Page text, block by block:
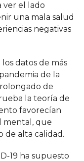
ver el lado
una mala salud
negativas
datos de más
de la
de
la teoría de
favorecían
mental, que
de alta calidad.
19 ha supuesto